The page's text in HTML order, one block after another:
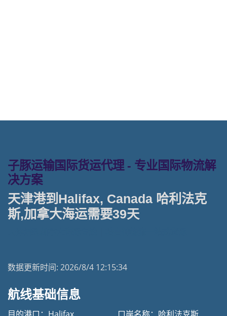
子豚运输国际货运代理 - 专业国际物流解
决方案
天津港到Halifax, Canada 哈利法克
斯,加拿大海运需要39天
数据更新时间: 2026/8/4 12:15:34
航线基础信息